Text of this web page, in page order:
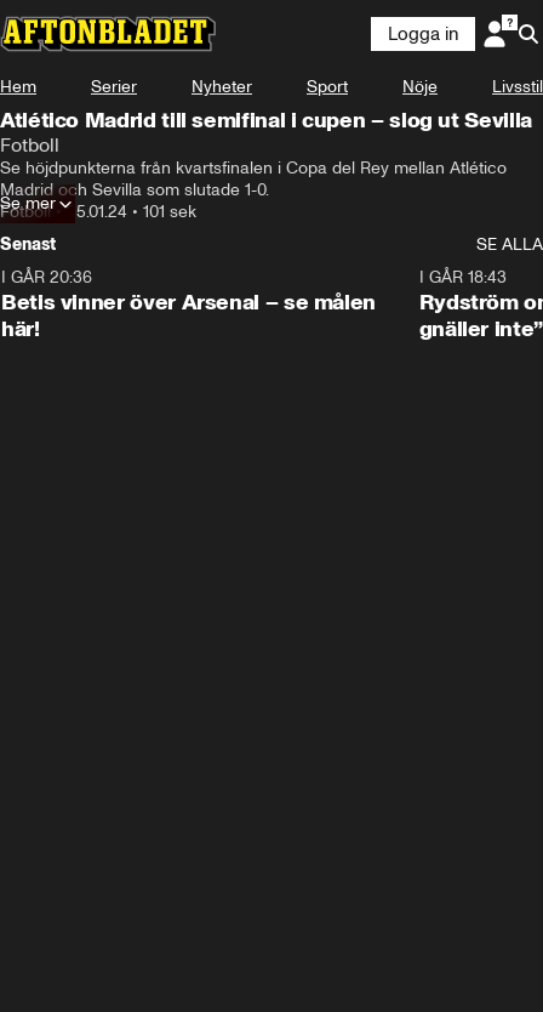
Logga in
Hem Serier Nyheter Sport Nöje Livsstil
Atlético Madrid till semifinal i cupen – slog ut Sevilla
Fotboll
Se höjdpunkterna från kvartsfinalen i Copa del Rey mellan Atlético
Madrid och Sevilla som slutade 1-0.
Fotboll•25.01.24 • 101 sek
Se mer
Senast
SE ALLA
I GÅR 20:36
Betis vinner över Arsenal – se målen
här!
I GÅR 18:43
Rydström
gnäller inte”